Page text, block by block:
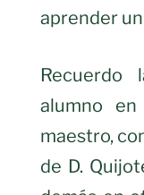
aprender
alumno
maestro,
de D.